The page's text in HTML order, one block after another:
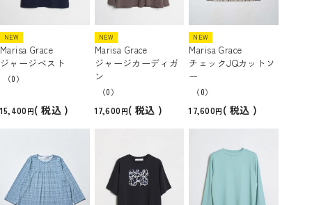
NEW
Marisa Grace
ジャージベスト
（0）
15,400 税込
NEW
Marisa Grace
ジャージカーディガ
ン
（0）
17,600 税込
NEW
Marisa Grace
チェックJQカットソ
ー
（0）
17,600 税込